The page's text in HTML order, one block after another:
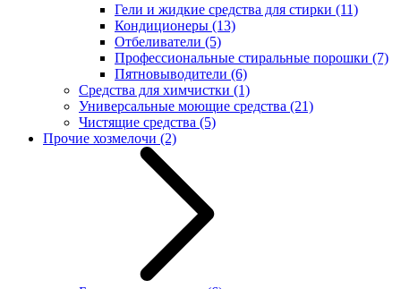
Гели и жидкие средства для стирки (11)
Кондиционеры (13)
Отбеливатели (5)
Профессиональные стиральные порошки (7)
Пятновыводители (6)
Средства для химчистки (1)
Универсальные моющие средства (21)
Чистящие средства (5)
Прочие хозмелочи (2)